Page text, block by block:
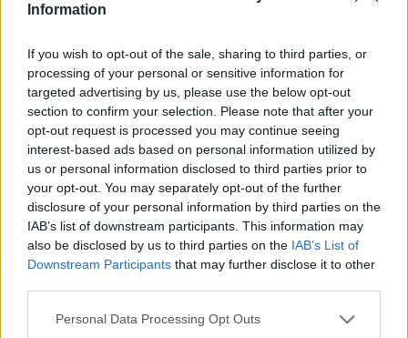
Information
If you wish to opt-out of the sale, sharing to third parties, or
processing of your personal or sensitive information for
targeted advertising by us, please use the below opt-out
section to confirm your selection. Please note that after your
opt-out request is processed you may continue seeing
interest-based ads based on personal information utilized by
us or personal information disclosed to third parties prior to
your opt-out. You may separately opt-out of the further
disclosure of your personal information by third parties on the
IAB’s list of downstream participants. This information may
also be disclosed by us to third parties on the IAB’s List of
Downstream Participants that may further disclose it to other
Personal Data Processing Opt Outs
Classic Mantra
Riepilogo stagione
Titolare 10 - 26
Entrato 17 - 44%
Squalificato 0 - 0%
Inutilizzato